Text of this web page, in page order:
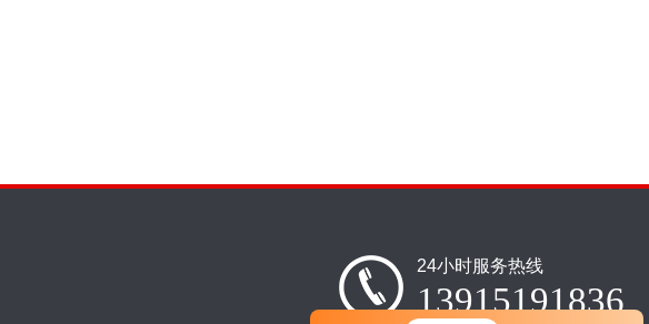
24小时服务热线
13915191836